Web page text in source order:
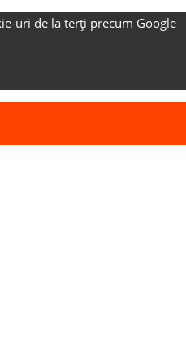
uri de la terți precum Google